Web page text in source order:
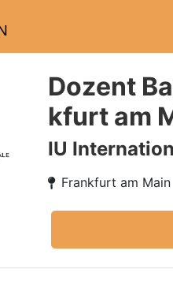
Dozent
kfurt am
IU
Frankfurt am Main